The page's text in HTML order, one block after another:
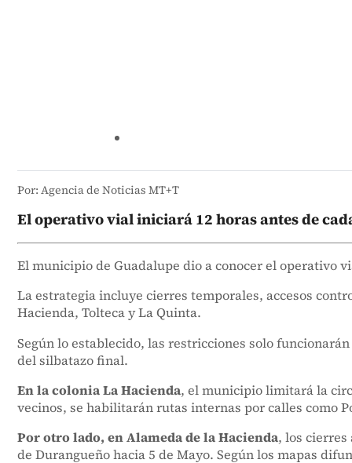
Por: Agencia de Noticias MT+T
El operativo vial iniciará 12 horas antes de
El municipio de Guadalupe dio a conocer el operativo
La estrategia incluye cierres temporales, accesos
Hacienda, Tolteca y La Quinta.
Según lo establecido, las restricciones solo
del silbatazo final.
En la colonia La Hacienda, el municipio limitará la
vecinos, se habilitarán rutas internas por calles como
Por otro lado, en Alameda de la Hacienda, los cierres
de Durangueño hacia 5 de Mayo. Según los mapas